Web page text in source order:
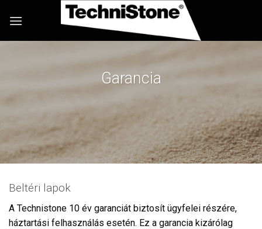
Garancia
Beltéri lapok
A Technistone 10 év garanciát biztosít ügyfelei részére,
háztartási felhasználás esetén. Ez a garancia kizárólag